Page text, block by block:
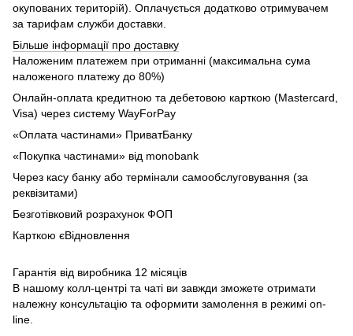
окупованих територій). Оплачується додатково отримувачем
за тарифам служби доставки.
Більше інформації про доставку
Наложеним платежем при отриманні (максимальна сума
наложеного платежу до 80%)
Онлайн-оплата кредитною та дебетовою карткою (Mastercard,
Visa) через систему WayForPay
«Оплата частинами» ПриватБанку
«Покупка частинами» від monobank
Через касу банку або термінали самообслуговування (за
реквізитами)
Безготівковий розрахунок ФОП
Карткою єВідновлення
Гарантія від виробника 12 місяців
В нашому колл-центрі та чаті ви завжди зможете отримати
належну консультацію та оформити замолення в режимі on-
line.